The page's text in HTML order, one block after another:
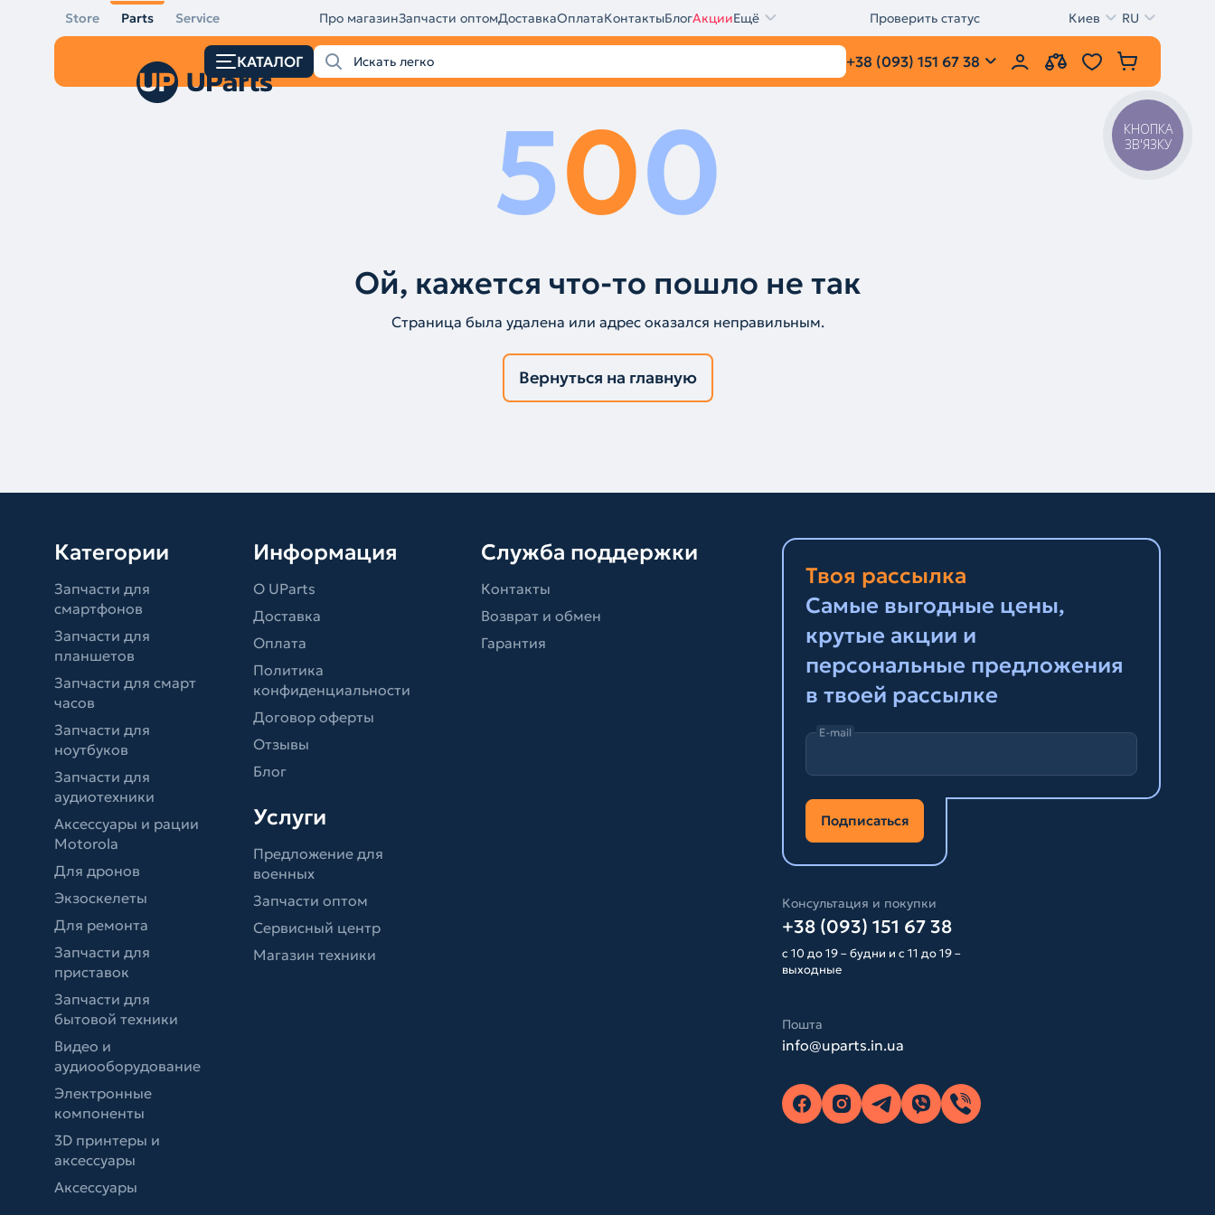
Store Parts Service Про магазинЗапчасти оптомДоставкаОплатаКонтактыБлогАкцииЕщё Проверить статус Киев RU
КАТАЛОГ +38 (093) 151 67 38
500
Ой, кажется что-то пошло не так
Страница была удалена или адрес оказался неправильным.
Вернуться на главную
Категории
Запчасти для
смартфонов
Запчасти для
планшетов
Запчасти для смарт
часов
Запчасти для
ноутбуков
Запчасти для
аудиотехники
Аксессуары и рации
Motorola
Для дронов
Экзоскелеты
Для ремонта
Запчасти для
приставок
Запчасти для
бытовой техники
Видео и
аудиооборудование
Электронные
компоненты
3D принтеры и
аксессуары
Аксессуары
Информация
О UParts
Доставка
Оплата
Политика
конфиденциальности
Договор оферты
Отзывы
Блог
Услуги
Предложение для
военных
Запчасти оптом
Сервисный центр
Магазин техники
Служба поддержки
Контакты
Возврат и обмен
Гарантия
Твоя рассылка
Самые выгодные цены,
крутые акции и
персональные предложения
в твоей рассылке
E-mail
Подписаться
Консультация и покупки
+38 (093) 151 67 38
с 10 до 19 – будни и с 11 до 19 –
выходные
Пошта
info@uparts.in.ua
КНОПКА
ЗВ'ЯЗКУ